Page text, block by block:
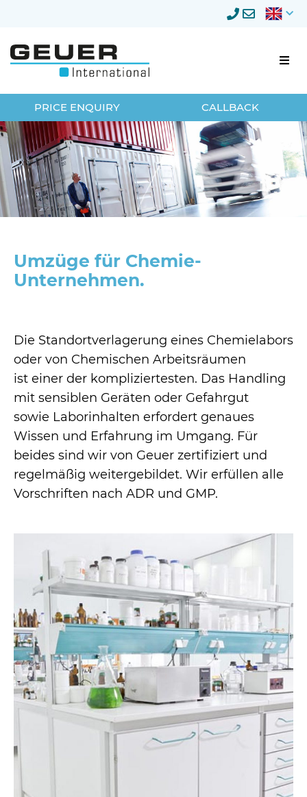
Business relocation
Businesscustomers
Relocation management
Storage
Privateclients
About Geuer
PRICE ENQUIRY CALLBACK
Umzüge für Chemie-
Unternehmen.
Die Standortverlagerung eines Chemielabors
oder von Chemischen Arbeitsräumen
ist einer der kompliziertesten. Das Handling
mit sensiblen Geräten oder Gefahrgut
sowie Laborinhalten erfordert genaues
Wissen und Erfahrung im Umgang. Für
beides sind wir von Geuer zertifiziert und
regelmäßig weitergebildet. Wir erfüllen alle
Vorschriften nach ADR und GMP.